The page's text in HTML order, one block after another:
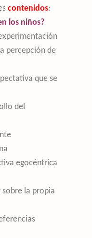
contenidos:
los niños?
percepción de
que se
del
egocéntrica
la propia